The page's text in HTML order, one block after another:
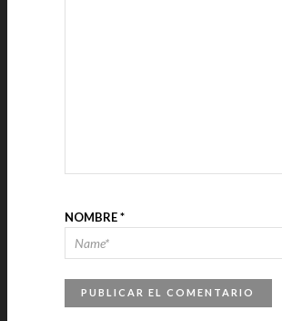
NOMBRE*